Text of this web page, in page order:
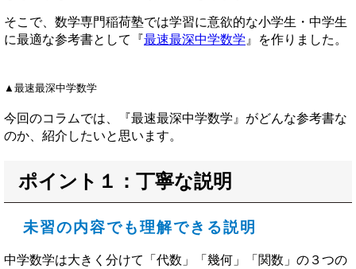
そこで、数学専門稲荷塾では学習に意欲的な小学生・中学生
に最適な参考書として『最速最深中学数学 』を作りました。
▲最速最深中学数学
今回のコラムでは、『最速最深中学数学』がどんな参考書な
のか、紹介したいと思います。
ポイント１：丁寧な説明
未習の内容でも理解できる説明
中学数学は大きく分けて「代数」「幾何」「関数」の３つの